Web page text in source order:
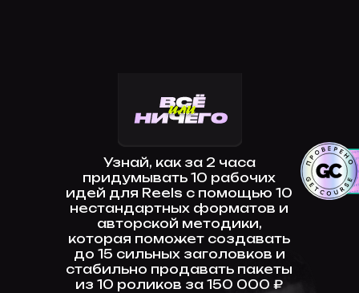
Узнай, как за 2 часа
придумывать 10 рабочих
идей для Reels с помощью 10
нестандартных форматов и
авторской методики,
которая поможет создавать
до 15 сильных заголовков и
стабильно продавать пакеты
из 10 роликов за 150 000 ₽